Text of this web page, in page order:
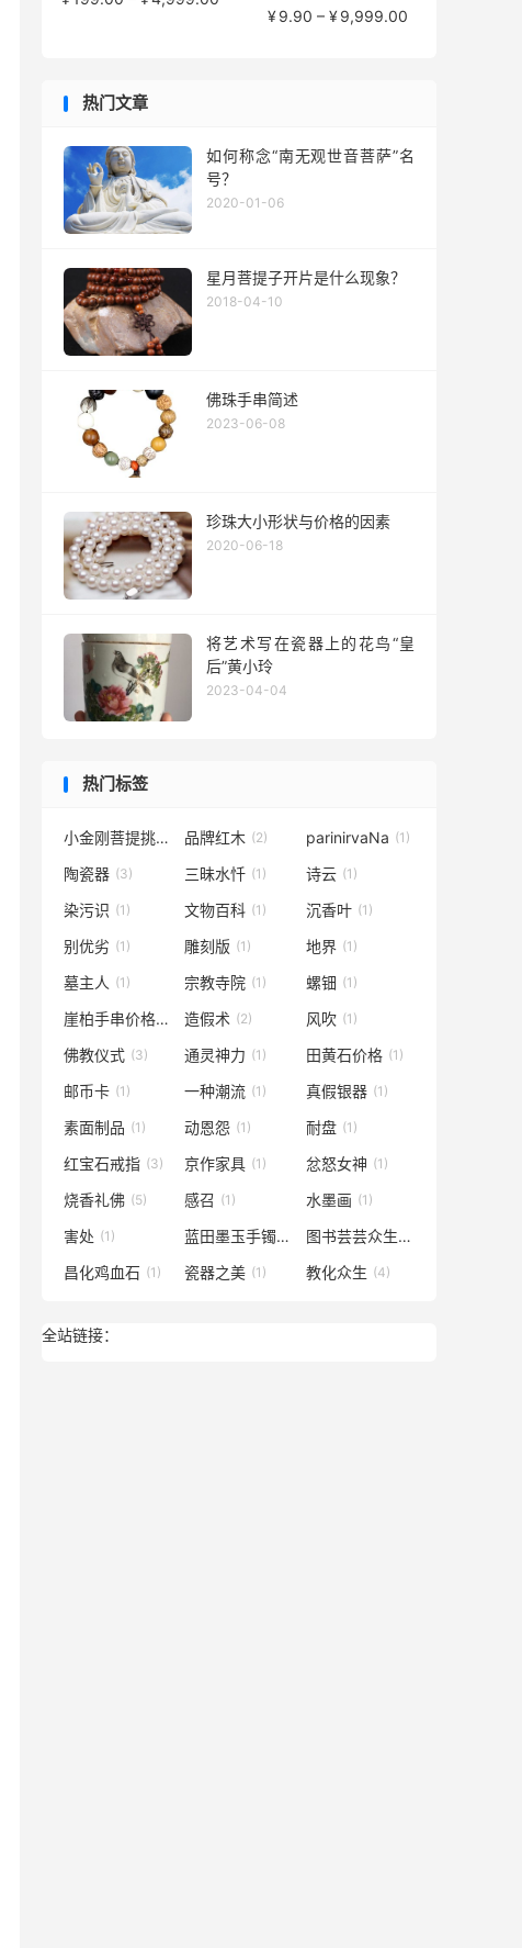
¥9.90 – ¥9,999.00
¥9,999.00
热门文章
如何称念“南无观世音菩萨”名
号？
2020-01-06
星月菩提子开片是什么现象？
2018-04-10
佛珠手串简述
2023-06-08
珍珠大小形状与价格的因素
2020-06-18
将艺术写在瓷器上的花鸟“皇
后”黄小玲
2023-04-04
热门标签
小金刚菩提挑选 (1)
品牌红木 (2) parinirvaNa (1)
陶瓷器 (3) 三昧水忏 (1) 诗云 (1)
染污识 (1) 文物百科 (1) 沉香叶 (1)
别优劣 (1) 雕刻版 (1) 地界 (1)
墓主人 (1) 宗教寺院 (1) 螺钿 (1)
崖柏手串价格
(1) 造假术 (2) 风吹 (1)
佛教仪式 (3) 通灵神力 (1) 田黄石价格 (1)
邮币卡 (1) 一种潮流 (1) 真假银器 (1)
素面制品 (1) 动恩怨 (1) 耐盘 (1)
红宝石戒指 (3) 京作家具 (1) 忿怒女神 (1)
烧香礼佛 (5) 感召 (1) 水墨画 (1)
害处 (1) 蓝田墨玉手镯
(1) 图书芸芸众生
(1)
昌化鸡血石 (1) 瓷器之美 (1) 教化众生 (4)
全站链接：